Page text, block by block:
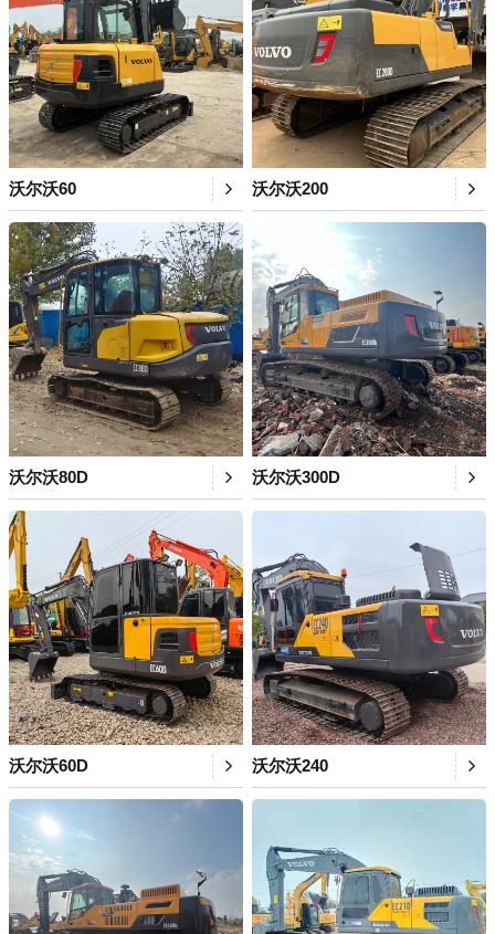
沃尔沃60 沃尔沃200
沃尔沃80D 沃尔沃300D
沃尔沃60D 沃尔沃240